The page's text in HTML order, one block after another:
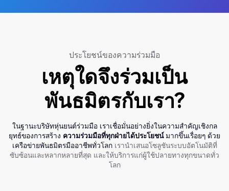
ประโยชน์ของความร่วมมือ
เหตุใดจึงร่วมเป็น
พันธมิตรกับเรา?
ในฐานะบริษัทหุ่นยนต์ร่วมมือ เราเชื่อมั่นอย่างยิ่งในความสำคัญเชิงกล
ยุทธ์ของการสร้าง ความร่วมมือที่ทุกฝ่ายได้ประโยชน์มากขึ้นเรื่อยๆ ด้วย
เครือข่ายพันธมิตรมืออาชีพทั่วโลกเรานำเสนอโซลูชันระบบอัตโนมัติที่
ซับซ้อนและหลากหลายที่สุด และให้บริการแก่ผู้ใช้ปลายทางทุกขนาดทั่ว
โลก